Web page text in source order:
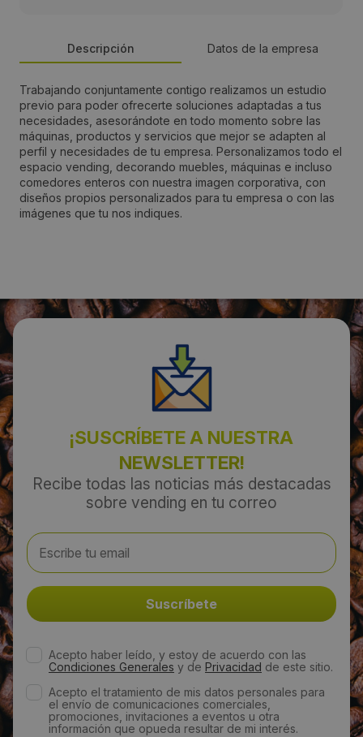
Descripción Datos de la empresa
Trabajando conjuntamente contigo realizamos un estudio
previo para poder ofrecerte soluciones adaptadas a tus
necesidades, asesorándote en todo momento sobre las
máquinas, productos y servicios que mejor se adapten al
perfil y necesidades de tu empresa. Personalizamos todo el
espacio vending, decorando muebles, máquinas e incluso
comedores enteros con nuestra imagen corporativa, con
diseños propios personalizados para tu empresa o con las
imágenes que tu nos indiques.
Persona de contacto:
Raquel Sanchez
Dirección:
C/ Eduardo Torroja, Nº18 Nave 15 Coslada
Código Postal:
España
Teléfono:
900 101 938
Web:
http://www.easyvending.es/
¡SUSCRÍBETE A NUESTRA
NEWSLETTER!
Recibe todas las noticias más destacadas
sobre vending en tu correo
Acepto haber leído, y estoy de acuerdo con las
Condiciones Generales y de Privacidad de este sitio.
Acepto el tratamiento de mis datos personales para
el envío de comunicaciones comerciales,
promociones, invitaciones a eventos u otra
información que opueda resultar de mi interés.